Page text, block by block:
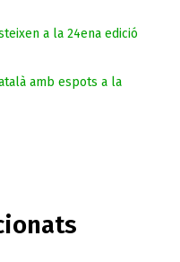
a la 24ena edició
amb espots a la